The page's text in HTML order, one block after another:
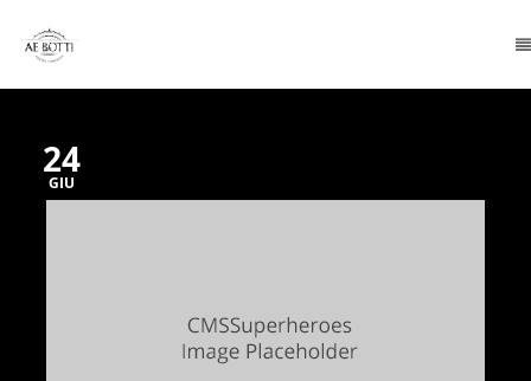
24
GIU